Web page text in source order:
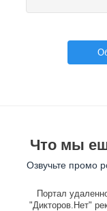
Что мы
Озвучьте промо
Портал
"Дикторов.Нет"